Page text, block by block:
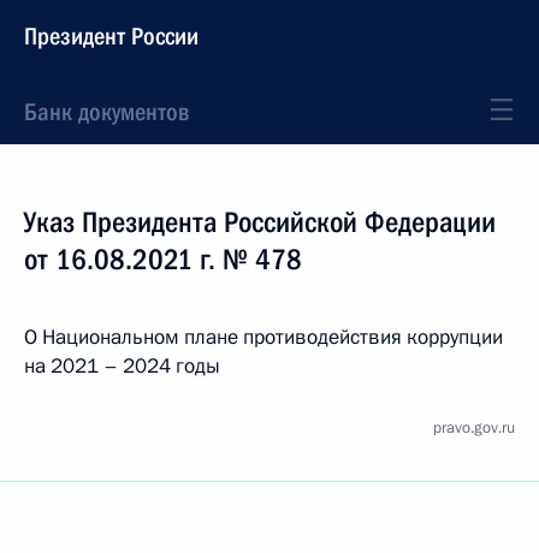
Президент России
Банк документов
Указ Президента Российской Федерации
от 16.08.2021 г. № 478
О Национальном плане противодействия коррупции
на 2021 – 2024 годы
pravo.gov.ru